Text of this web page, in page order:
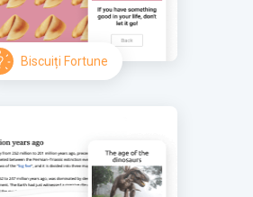
Biscuiți Fortune